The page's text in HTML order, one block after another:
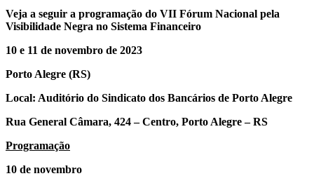
Veja a seguir a programação do VII Fórum Nacional pela
Visibilidade Negra no Sistema Financeiro
10 e 11 de novembro de 2023
Porto Alegre (RS)
Local: Auditório do Sindicato dos Bancários de Porto Alegre
Rua General Câmara, 424 – Centro, Porto Alegre – RS
Programação
10 de novembro